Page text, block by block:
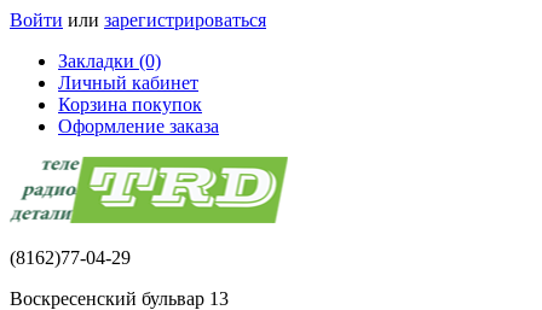
Войти или зарегистрироваться
Закладки (0)
Личный кабинет
Корзина покупок
Оформление заказа
(8162)77-04-29
Воскресенский бульвар 13